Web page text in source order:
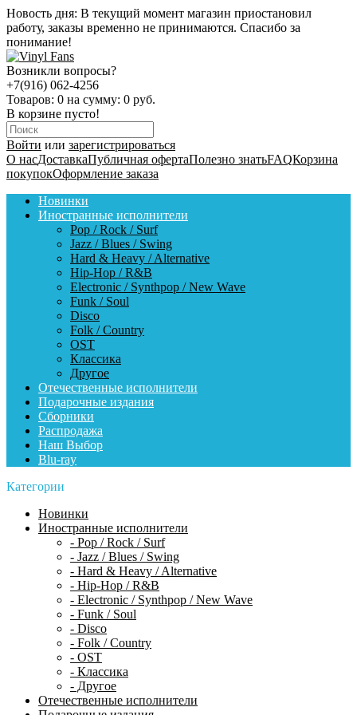
Новость дня: В текущий момент магазин приостановил
работу, заказы временно не принимаются. Спасибо за
понимание!
Возникли вопросы?
+7(916) 062-4256
Товаров: 0 на сумму: 0 руб.
В корзине пусто!
Войти или зарегистрироваться
О насДоставкаПубличная офертаПолезно знатьFAQКорзина
покупокОформление заказа
Новинки
Иностранные исполнители
Pop / Rock / Surf
Jazz / Blues / Swing
Hard & Heavy / Alternative
Hip-Hop / R&B
Electronic / Synthpop / New Wave
Funk / Soul
Disco
Folk / Country
OST
Классика
Другое
Отечественные исполнители
Подарочные издания
Сборники
Распродажа
Наш Выбор
Blu-ray
Категории
Новинки
Иностранные исполнители
- Pop / Rock / Surf
- Jazz / Blues / Swing
- Hard & Heavy / Alternative
- Hip-Hop / R&B
- Electronic / Synthpop / New Wave
- Funk / Soul
- Disco
- Folk / Country
- OST
- Классика
- Другое
Отечественные исполнители